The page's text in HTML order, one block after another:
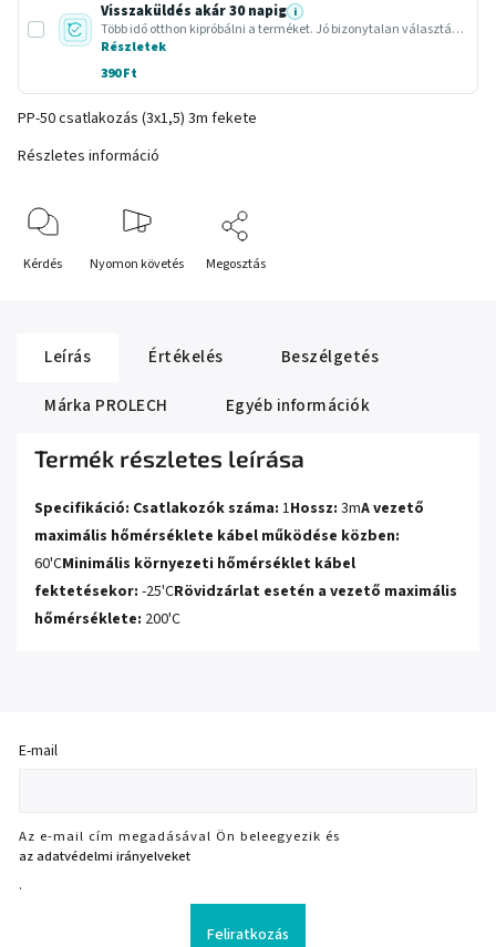
Visszaküldés akár 30 napig i
Több idő otthon kipróbálni a terméket. Jó bizonytalan választásnál vagy ajándéknál.
Részletek
390 Ft
PP-50 csatlakozás (3x1,5) 3m fekete
Részletes információ
Kérdés Nyomon követés Megosztás
Leírás Értékelés
Beszélgetés
Márka PROLECH Egyéb információk
Termék részletes leírása
Specifikáció: Csatlakozók száma: 1Hossz: 3mA vezető
maximális hőmérséklete kábel működése közben:
60'CMinimális környezeti hőmérséklet kábel
fektetésekor: -25'CRövidzárlat esetén a vezető maximális
hőmérséklete: 200'C
E-mail
Az e-mail cím megadásával Ön beleegyezik és
az adatvédelmi irányelveket
.
Feliratkozás